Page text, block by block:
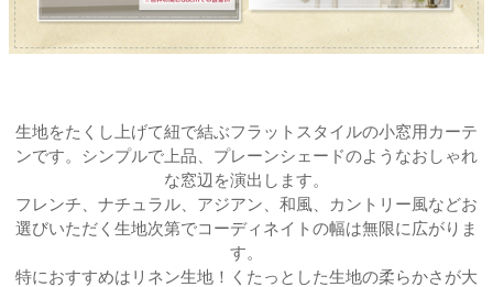
生地をたくし上げて紐で結ぶフラットスタイルの小窓用カーテ
ンです。シンプルで上品、プレーンシェードのようなおしゃれ
な窓辺を演出します。
フレンチ、ナチュラル、アジアン、和風、カントリー風などお
選びいただく生地次第でコーディネイトの幅は無限に広がりま
す。
特におすすめはリネン生地！くたっとした生地の柔らかさが大